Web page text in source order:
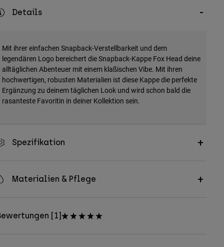
Details
Mit ihrer einfachen Snapback-Verstellbarkeit und dem
legendären Logo bereichert die Snapback-Kappe Fox Head deine
alltäglichen Abenteuer mit einem klaßischen Vibe. Mit ihren
hochwertigen, robusten Materialien ist diese Kappe die perfekte
Ergänzung zu deinem täglichen Look und wird schon bald die
rasanteste Favoritin in deiner Kollektion sein.
Spezifikation
Materialien & Pflege
[1]